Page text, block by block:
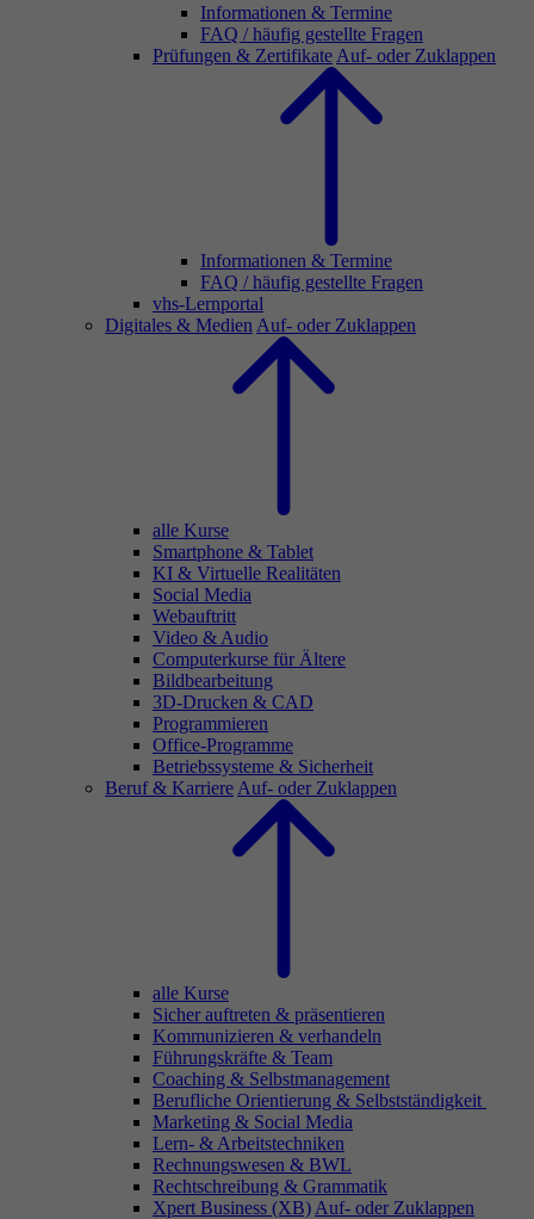
Informationen & Termine
FAQ / häufig gestellte Fragen
Prüfungen & Zertifikate Auf- oder Zuklappen
Informationen & Termine
FAQ / häufig gestellte Fragen
vhs-Lernportal
Digitales & Medien Auf- oder Zuklappen
alle Kurse
Smartphone & Tablet
KI & Virtuelle Realitäten
Social Media
Webauftritt
Video & Audio
Computerkurse für Ältere
Bildbearbeitung
3D-Drucken & CAD
Programmieren
Office-Programme
Betriebssysteme & Sicherheit
Beruf & Karriere Auf- oder Zuklappen
alle Kurse
Sicher auftreten & präsentieren
Kommunizieren & verhandeln
Führungskräfte & Team
Coaching & Selbstmanagement
Berufliche Orientierung & Selbstständigkeit
Marketing & Social Media
Lern- & Arbeitstechniken
Rechnungswesen & BWL
Rechtschreibung & Grammatik
Xpert Business (XB) Auf- oder Zuklappen